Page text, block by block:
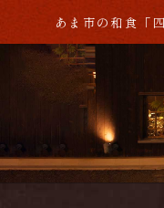
あま市の和食「